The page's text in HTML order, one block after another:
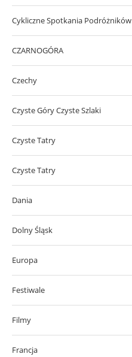
Cykliczne Spotkania Podróżników
CZARNOGÓRA
Czechy
Czyste Góry Czyste Szlaki
Czyste Tatry
Czyste Tatry
Dania
Dolny Śląsk
Europa
Festiwale
Filmy
Francja